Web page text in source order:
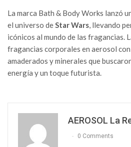
La marca Bath & Body Works lanzó
el universo deStar Wars, llevando
icónicos al mundo de las fragancias.
fragancias corporales en aerosol
amaderados y minerales que
energía y un toque futurista.
AEROSOL La
0 Comments